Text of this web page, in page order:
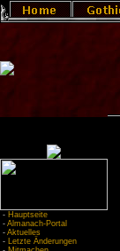
- Hauptseite
- Almanach-Portal
- Aktuelles
- Letzte Änderungen